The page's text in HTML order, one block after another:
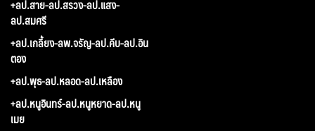
+ลป.สาย-ลป.สรวง-ลป.แสง-
ลป.สมศรี
+ลป.เกลี้ยง-ลพ.จรัญ-ลป.คีบ-ลป.อิน
ตอง
+ลป.พุธ-ลป.หลอด-ลป.เหลือง
+ลป.หนูอินทร์-ลป.หนูหยาด-ลป.หนู
เมย